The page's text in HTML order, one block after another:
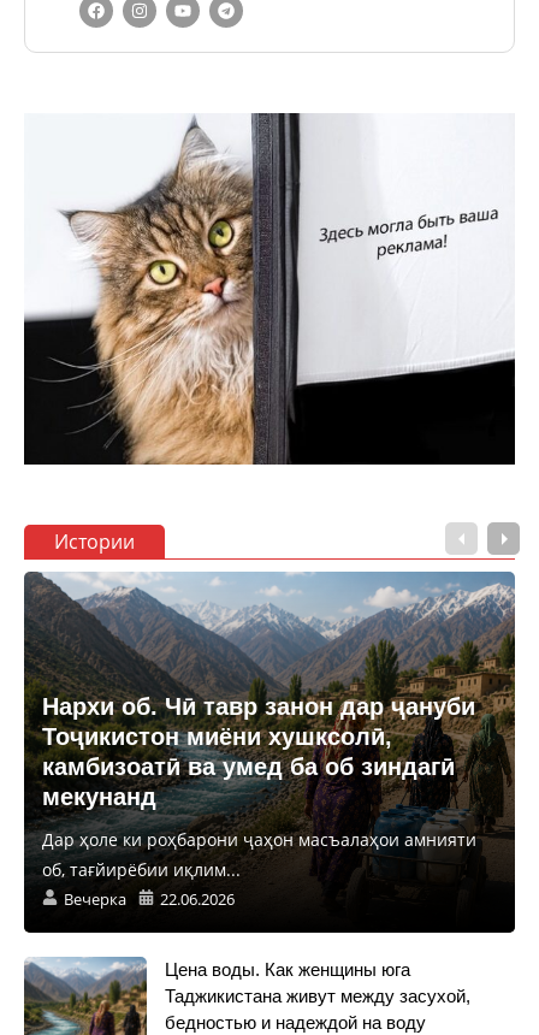
Истории
Нархи об. Чӣ тавр занон дар ҷануби
Тоҷикистон миёни хушксолӣ,
камбизоатӣ ва умед ба об зиндагӣ
мекунанд
Дар ҳоле ки роҳбарони ҷаҳон масъалаҳои амнияти
об, тағйирёбии иқлим...
Вечерка 22.06.2026
Цена воды. Как женщины юга
Таджикистана живут между засухой,
бедностью и надеждой на воду